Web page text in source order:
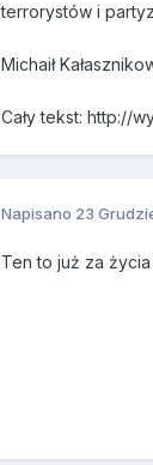
terrorystów i
Michaił
Cały tekst: http://
Napisano 23
Ten to już za życia